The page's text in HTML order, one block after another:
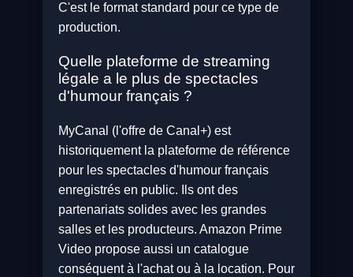
C'est le format standard pour ce type de
production.
Quelle plateforme de streaming
légale a le plus de spectacles
d'humour français ?
MyCanal (l'offre de Canal+) est
historiquement la plateforme de référence
pour les spectacles d'humour français
enregistrés en public. Ils ont des
partenariats solides avec les grandes
salles et les producteurs. Amazon Prime
Video propose aussi un catalogue
conséquent à l'achat ou à la location. Pour